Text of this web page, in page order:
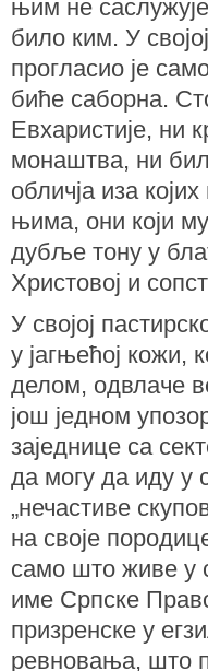
њим не
било ким. У
прогласио је
биће саборна.
Евхаристије, ни
монаштва, ни
обличја иза
њима, они који
дубље тону у
Христовој и
У својој
у јагњећој кожи,
делом, одвлаче
још једном
заједнице са
да могу да иду у
„нечастиве
на своје
само што живе у
име Српске
призренске у
ревновања, што